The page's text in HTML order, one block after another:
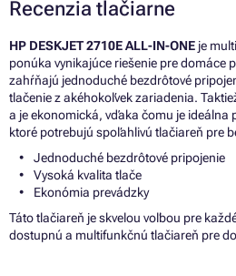
Recenzia tlačiarne
HP DESKJET 2710E ALL-IN-ONE je
ponúka vynikajúce riešenie pre domáce
zahŕňajú jednoduché bezdrôtové
tlačenie z akéhokoľvek zariadenia.
a je ekonomická, vďaka čomu je ideálna
ktoré potrebujú spoľahlivú tlačiareň pre
Jednoduché bezdrôtové pripojenie
Vysoká kvalita tlače
Ekonómia prevádzky
Táto tlačiareň je skvelou voľbou pre
dostupnú a multifunkčnú tlačiareň pre